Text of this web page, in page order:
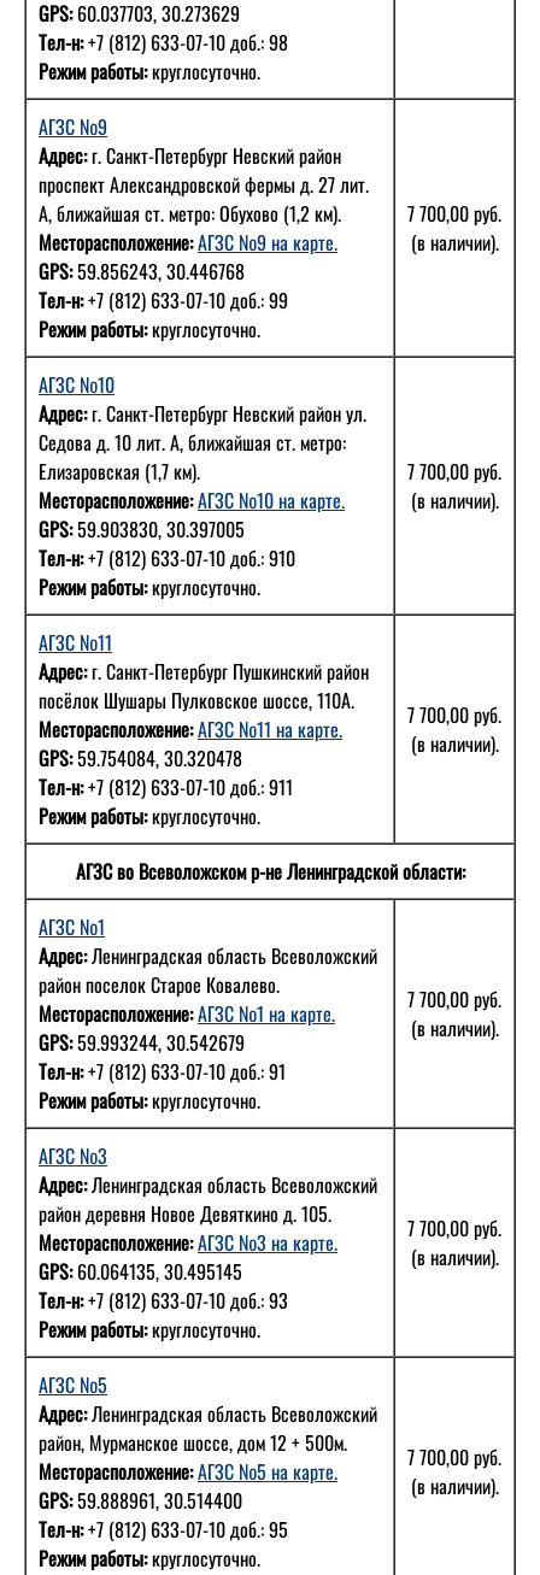
GPS: 60.037703, 30.273629
Тел-н:+7 (812) 633-07-10 доб.: 98
Режим работы:круглосуточно.
АГЗС №9
Адрес:г. Санкт-Петербург Невский район
проспект Александровской фермы д. 27 лит.
А, ближайшая ст. метро: Обухово (1,2 км).
Месторасположение:АГЗС №9 на карте.
GPS:59.856243, 30.446768
Тел-н:+7 (812) 633-07-10 доб.: 99
Режим работы:круглосуточно.
7 700,00 руб.
(в наличии).
АГЗС №10
Адрес:г. Санкт-Петербург Невский район ул.
Седова д. 10 лит. А, ближайшая ст. метро:
Елизаровская (1,7 км).
Месторасположение:АГЗС №10 на карте.
GPS:59.903830, 30.397005
Тел-н:+7 (812) 633-07-10 доб.: 910
Режим работы:круглосуточно.
7 700,00 руб.
(в наличии).
АГЗС №11
Адрес:г. Санкт-Петербург Пушкинский район
посёлок Шушары Пулковское шоссе, 110А.
Месторасположение:АГЗС №11 на карте.
GPS:59.754084, 30.320478
Тел-н:+7 (812) 633-07-10 доб.: 911
Режим работы:круглосуточно.
7 700,00 руб.
(в наличии).
АГЗС во Всеволожском р-не Ленинградской области:
АГЗС №1
Адрес:Ленинградская область Всеволожский
район поселок Старое Ковалево.
Месторасположение:АГЗС №1 на карте.
GPS:59.993244, 30.542679
Тел-н:+7 (812) 633-07-10 доб.: 91
Режим работы:круглосуточно.
7 700,00 руб.
(в наличии).
АГЗС №3
Адрес:Ленинградская область Всеволожский
район деревня Новое Девяткино д. 105.
Месторасположение:АГЗС №3 на карте.
GPS: 60.064135, 30.495145
Тел-н:+7 (812) 633-07-10 доб.: 93
Режим работы:круглосуточно.
7 700,00 руб.
(в наличии).
АГЗС №5
Адрес:Ленинградская область Всеволожский
район, Мурманское шоссе, дом 12 + 500м.
Месторасположение:АГЗС №5 на карте.
GPS:59.888961, 30.514400
Тел-н:+7 (812) 633-07-10 доб.: 95
Режим работы:круглосуточно.
7 700,00 руб.
(в наличии).